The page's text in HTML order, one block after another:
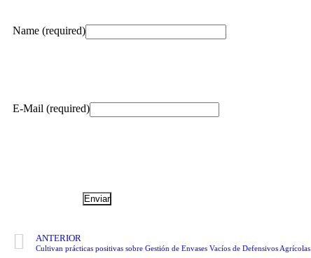
Name (required)
E-Mail (required)
ANTERIOR
Cultivan prácticas positivas sobre Gestión de Envases Vacíos de Defensivos Agrícolas